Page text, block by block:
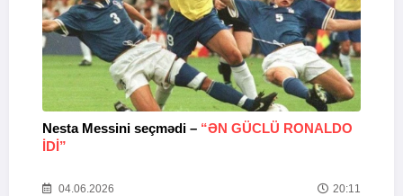
Nesta Messini seçmədi – “ƏN GÜCLÜ RONALDO
IDI”
04.06.2026 20:11